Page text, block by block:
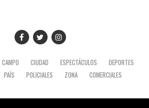
CAMPO CIUDAD ESPECTÁCULOS
DEPORTES
PAÍS POLICIALES ZONA COMERCIALES